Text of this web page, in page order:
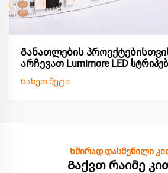
Განათლების
არჩევათ Lumimore LED
Ნახეთ მეტი
Ხშირად დასმენილი
Გაქვთ რაიმე